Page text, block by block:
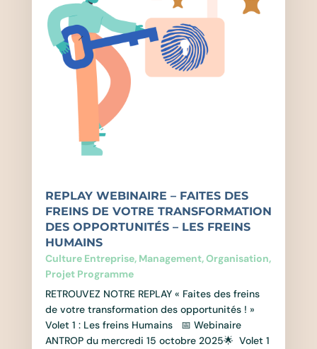
REPLAY WEBINAIRE – FAITES DES
FREINS DE VOTRE TRANSFORMATION
DES OPPORTUNITÉS – LES FREINS
HUMAINS
Culture Entreprise, Management,Organisation,
Projet Programme
RETROUVEZ NOTRE REPLAY « Faites des freins
de votre transformation des opportunités ! »
Volet 1 : Les freins Humains 📅 Webinaire
ANTROP du mercredi 15 octobre 2025🌟 Volet 1